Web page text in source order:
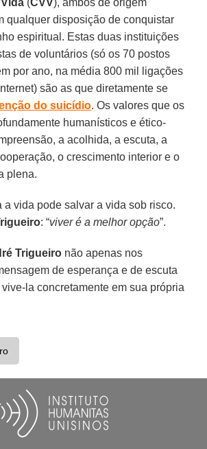
qualquer disposição de conquistar
espiritual. Estas duas instituições
de voluntários (só os 70 postos
por ano, na média 800 mil ligações
são as que diretamente se
do suicídio. Os valores que os
humanísticos e ético-
a acolhida, a escuta, a
o crescimento interior e o
plena.
a vida pode salvar a vida sob risco.
: “viver é a melhor opção”.
Trigueiro não apenas nos
de esperança e de escuta
la concretamente em sua própria